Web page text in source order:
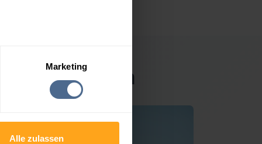
Marketing
Alle zulassen
Auffach